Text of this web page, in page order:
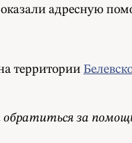
адресную
территории
за